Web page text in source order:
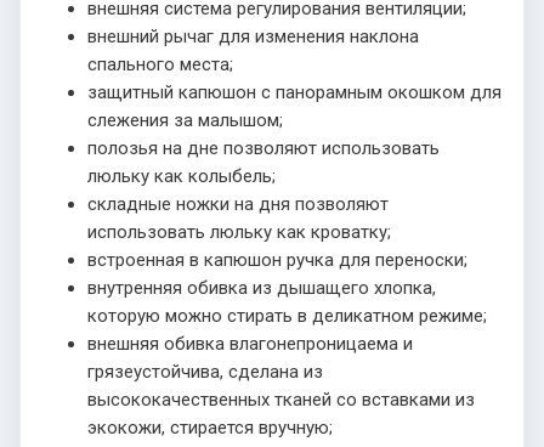
внешняя система регулирования вентиляции;
внешний рычаг для изменения наклона
спального места;
защитный капюшон с панорамным окошком для
слежения за малышом;
полозья на дне позволяют использовать
люльку как колыбель;
складные ножки на дня позволяют
использовать люльку как кроватку;
встроенная в капюшон ручка для переноски;
внутренняя обивка из дышащего хлопка,
которую можно стирать в деликатном режиме;
внешняя обивка влагонепроницаема и
грязеустойчива, сделана из
высококачественных тканей со вставками из
экокожи, стирается вручную;